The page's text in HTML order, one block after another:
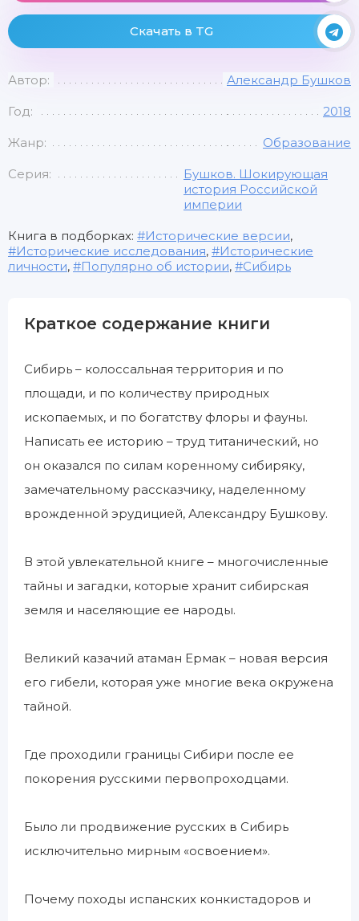
Скачать в TG
Автор: Александр Бушков
Год: 2018
Жанр: Образование
Серия:
Бушков. Шокирующая
история Российской
империи
Книга в подборках: Исторические версии,
Исторические исследования,
Исторические
личности, Популярно об истории, Сибирь
Краткое содержание книги
Сибирь – колоссальная территория и по
площади, и по количеству природных
ископаемых, и по богатству флоры и фауны.
Написать ее историю – труд титанический, но
он оказался по силам коренному сибиряку,
замечательному рассказчику, наделенному
врожденной эрудицией, Александру Бушкову.
В этой увлекательной книге – многочисленные
тайны и загадки, которые хранит сибирская
земля и населяющие ее народы.
Великий казачий атаман Ермак – новая версия
его гибели, которая уже многие века окружена
тайной.
Где проходили границы Сибири после ее
покорения русскими первопроходцами.
Было ли продвижение русских в Сибирь
исключительно мирным «освоением».
Почему походы испанских конкистадоров и